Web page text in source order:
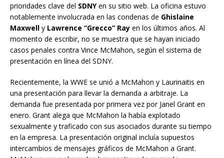
prioridades clave del SDNYen su sitio web. La oficina estuvo
notablemente involucrada en las condenas de Ghislaine
Maxwell y Lawrence “Grecco” Ray en los últimos años. Al
momento de escribir, no se muestra que se hayan iniciado
casos penales contra Vince McMahon, según el sistema de
presentación en línea del SDNY.
Recientemente, la WWE se unió a McMahon y Laurinaitis en
una presentación para llevar la demanda a arbitraje. La
demanda fue presentada por primera vez por Janel Grant en
enero. Grant alega que McMahon la había explotado
sexualmente y traficado con sus asociados durante su tiempo
en la empresa. La presentación original incluía supuestos
intercambios de mensajes gráficos de McMahon a Grant.